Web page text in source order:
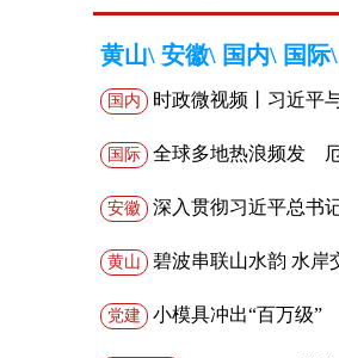
黄山\ 安徽\ 国内\ 国际\
国内 时政微视频丨习近平
国际 全球多地热浪频发
安徽 深入贯彻习近平总书
汛防台风这场硬仗
黄山 碧波串联山水韵 水
旅融合新篇章
党建 小模具冲出“百万级”